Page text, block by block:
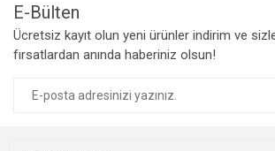
Ürün fiyatı diğer sitelerden daha pahalı.
Bu ürüne benzer farklı alternatifler olmalı.
E-Bülten
Ücretsiz kayıt olun yeni ürünler indirim ve
fırsatlardan anında haberiniz olsun!